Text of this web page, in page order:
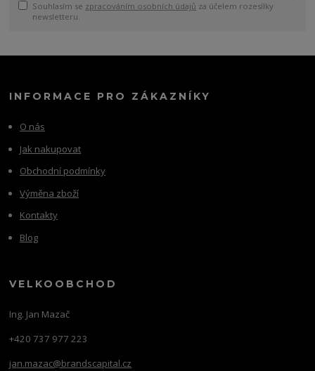
Souhlasím se zpracováním osobních údajů za účelem rozesílky
newsletteru.
INFORMACE PRO ZÁKAZNÍKY
O nás
Jak nakupovat
Obchodní podmínky
Výměna zboží
Kontakty
Blog
VELKOOBCHOD
Ing. Jan Mazač
+420 737 977 223
jan.mazac@brandscapital.cz